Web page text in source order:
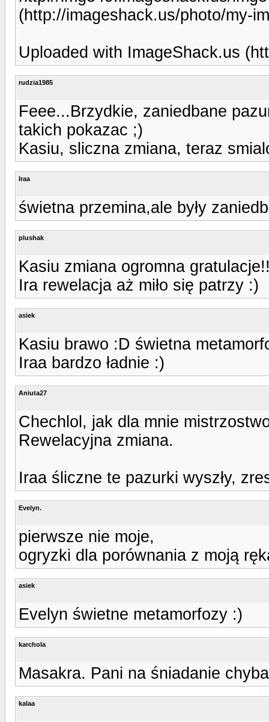
(http://imageshack.us/photo/my-
Uploaded with ImageShack.us
rudzia1985
Feee...Brzydkie, zaniedbane
takich pokazac ;)
Kasiu, sliczna zmiana, teraz
Iraa
świetna przemina,ale były
plushak
Kasiu zmiana ogromna
Ira rewelacja aż miło się patrzy :)
asiek
Kasiu brawo :D świetna
Iraa bardzo ładnie :)
Aniuta27
Chechlol, jak dla mnie
Rewelacyjna zmiana.
Iraa śliczne te pazurki wyszły,
Evelyn.
pierwsze nie moje,
ogryzki dla porównania z moją
asiek
Evelyn świetne metamorfozy :)
karchola
Masakra. Pani na śniadanie
kalaa